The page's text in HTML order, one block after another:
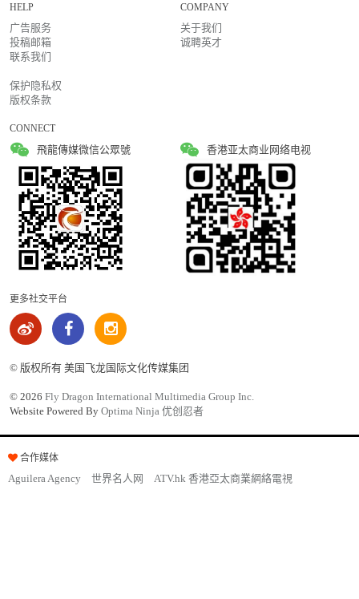
HELP
广告服务
投稿邮箱
联系我们
保护隐私权
版权条款
COMPANY
关于我们
诚聘英才
CONNECT
飛龍傳媒微信公眾號 香港亚太商业网络电视
更多社交平台
© 版权所有 美国飞龙国际文化传媒集团
© 2026 Fly Dragon International Multimedia Group Inc.
Website Powered By Optima Ninja 优创忍者
合作媒体
Aguilera Agency 世界名人网 ATV.hk 香港亞太商業網絡電視